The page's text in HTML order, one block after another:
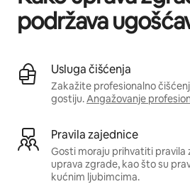
podržava
Usluga čišćenja
Zakažite profesionalno
gostiju.Angažovanje
Pravila zajednice
Gosti moraju prihvatiti pravila
uprava zgrade, kao što su
kućnim ljubimcima.